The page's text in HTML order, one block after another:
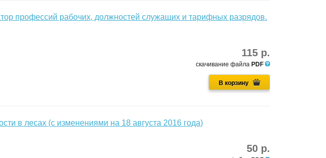
профессий рабочих, должностей служащих и тарифных разрядов.
115 р.
скачивание файла PDF
В корзину
в лесах (с изменениями на 18 августа 2016 года)
50 р.